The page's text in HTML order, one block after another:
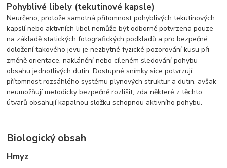
Pohyblivé libely (tekutinové kapsle)
Neurčeno, protože samotná přítomnost pohyblivých tekutinových
kapslí nebo aktivních libel nemůže být odborně potvrzena pouze
na základě statických fotografických podkladů a pro bezpečné
doložení takového jevu je nezbytné fyzické pozorování kusu při
změně orientace, naklánění nebo cíleném sledování pohybu
obsahu jednotlivých dutin. Dostupné snímky sice potvrzují
přítomnost rozsáhlého systému plynových struktur a dutin, avšak
neumožňují metodicky bezpečně rozlišit, zda některé z těchto
útvarů obsahují kapalnou složku schopnou aktivního pohybu.
Biologický obsah
Hmyz